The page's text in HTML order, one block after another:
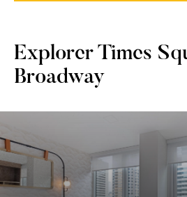
Explorer Times
Broadway